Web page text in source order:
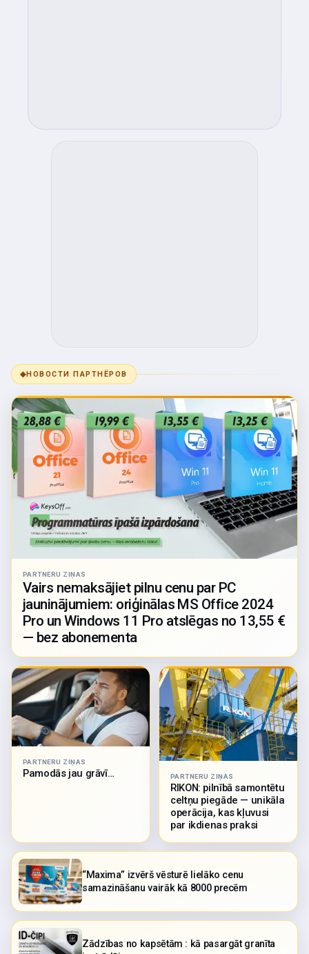
◆НОВОСТИ ПАРТНЁРОВ
PARTNERU ZIŅAS
Vairs nemaksājiet pilnu cenu par PC
jauninājumiem: oriģinālas MS Office 2024
Pro un Windows 11 Pro atslēgas no 13,55 €
— bez abonementa
PARTNERU ZIŅAS
Pamodās jau grāvī… PARTNERU ZIŅAS
RIKON: pilnībā samontētu
celtņu piegāde — unikāla
operācija, kas kļuvusi
par ikdienas praksi
“Maxima” izvērš vēsturē lielāko cenu
samazināšanu vairāk kā 8000 precēm
Zādzības no kapsētām : kā pasargāt granīta